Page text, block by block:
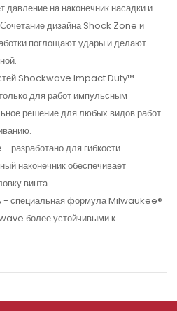
на наконечник насадки и
дизайна Shock Zone и
поглощают удары и делают
Shockwave Impact Duty™
для работ импульсным
решение для любых видов работ
разработано для гибкости
наконечник обеспечивает
винта.
- специальная формула Milwaukee®
более устойчивыми к